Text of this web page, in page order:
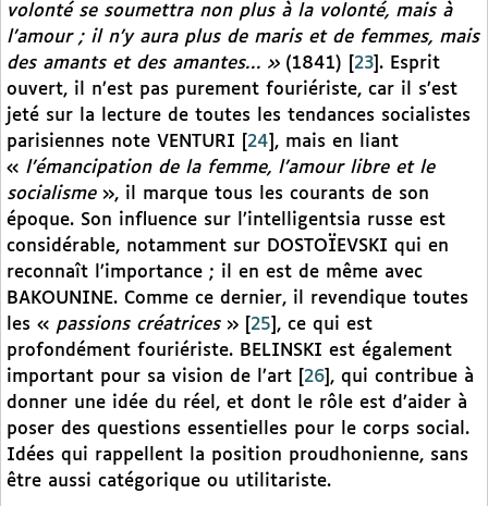
volonté se soumettra non plus à la volonté, mais à
l’amour ; il n’y aura plus de maris et de femmes, mais
des amants et des amantes… »(1841) 23 . Esprit
ouvert, il n’est pas purement fouriériste, car il s’est
jeté sur la lecture de toutes les tendances socialistes
parisiennes note VENTURI
24 , mais en liant
« l’émancipation de la femme, l’amour libre et le
socialisme», il marque tous les courants de son
époque. Son influence sur l’intelligentsia russe est
considérable, notamment sur DOSTOÏEVSKI qui en
reconnaît l’importance ; il en est de même avec
BAKOUNINE. Comme ce dernier, il revendique toutes
les « passions créatrices» 25 , ce qui est
profondément fouriériste. BELINSKI est également
important pour sa vision de l’art
26 , qui contribue à
donner une idée du réel, et dont le rôle est d’aider à
poser des questions essentielles pour le corps social.
Idées qui rappellent la position proudhonienne, sans
être aussi catégorique ou utilitariste.